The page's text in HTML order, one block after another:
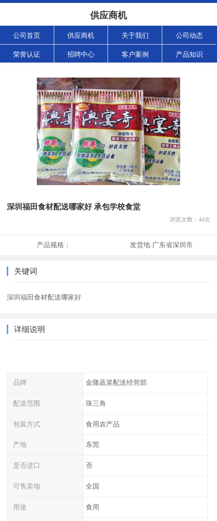
供应商机
公司首页 供应商机 关于我们 公司动态
荣誉认证 招聘中心 客户案例 产品知识
深圳福田食材配送哪家好 承包学校食堂
浏览次数： 44次
产品规格： 发货地:广东省深圳市
关键词
深圳福田食材配送哪家好
详细说明
品牌 金隆蔬菜配送经营部
配送范围 珠三角
包装方式 食用农产品
产地 东莞
是否进口 否
可售卖地 全国
用途 食用